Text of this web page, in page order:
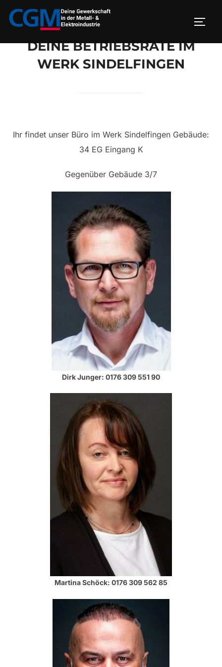
Zum
Inhalt
DEINE BETRIEBSRÄTE IM
WERK SINDELFINGEN
Ihr findet unser Büro im Werk Sindelfingen Gebäude:
34 EG Eingang K
Gegenüber Gebäude 3/7
Dirk Junger: 0176 309 551 90
Martina Schöck: 0176 309 562 85